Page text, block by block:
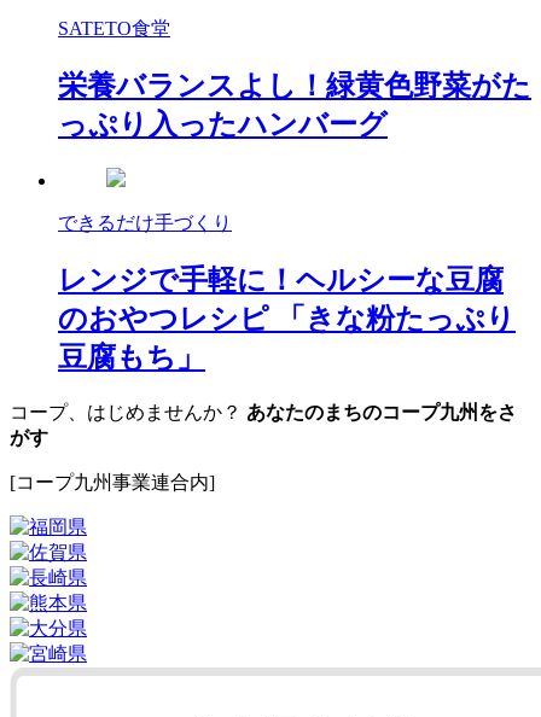
SATETO食堂
栄養バランスよし！緑黄色野菜がた
っぷり入ったハンバーグ
できるだけ手づくり
レンジで手軽に！ヘルシーな豆腐
のおやつレシピ 「きな粉たっぷり
豆腐もち」
コープ、はじめませんか？ あなたのまちのコープ九州をさ
がす
[コープ九州事業連合内]